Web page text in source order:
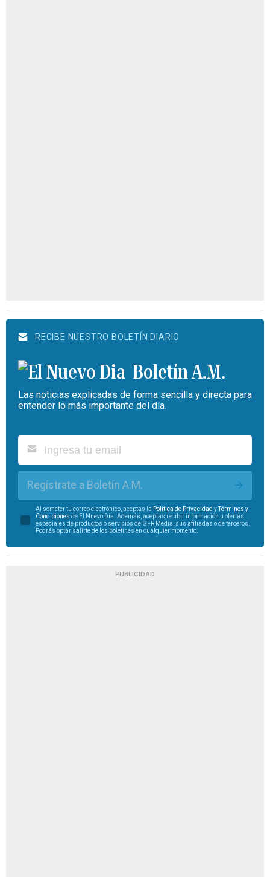
RECIBE NUESTRO BOLETÍN DIARIO
Boletín A.M.
Las noticias explicadas de forma sencilla y directa para
entender lo más importante del día.
Regístrate a Boletín A.M.
Al someter tu correo electrónico, aceptas la Política de Privacidad yTérminos y
Condiciones de El Nuevo Día. Además, aceptas recibir información u ofertas
especiales de productos o servicios de GFR Media, sus afiliadas o de terceros.
Podrás optar salirte de los boletines en cualquier momento.
PUBLICIDAD